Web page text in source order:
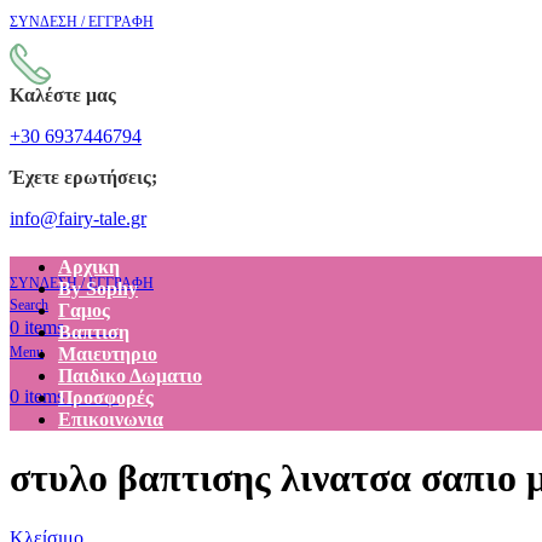
ΣΥΝΔΕΣΗ / ΕΓΓΡΑΦΗ
Καλέστε μας
+30 6937446794
Έχετε ερωτήσεις;
info@fairy-tale.gr
ΣΥΝΔΕΣΗ / ΕΓΓΡΑΦΗ
Search
0 items €0.00
Menu
0 items €0.00
Αρχικη
By Sophy
Γαμος
Βαπτιση
Μαιευτηριο
Παιδικο Δωματιο
Προσφορές
Επικοινωνια
στυλο βαπτισης λινατσα σαπιο
Κλείσιμο